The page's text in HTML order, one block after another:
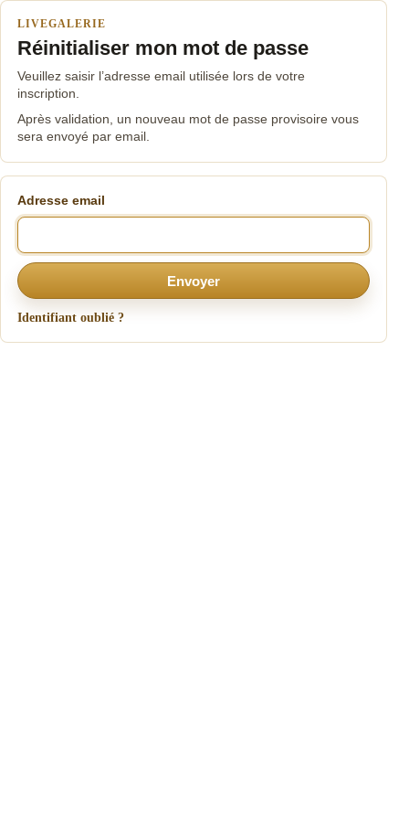
LIVEGALERIE
Réinitialiser mon mot de passe
Veuillez saisir l’adresse email utilisée lors de votre
inscription.
Après validation, un nouveau mot de passe provisoire vous
sera envoyé par email.
Adresse email
Envoyer
Identifiant oublié ?